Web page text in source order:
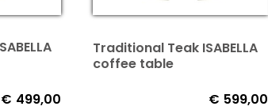
€ 499,00
Traditional Teak ISABELLA
coffee table
€ 599,00